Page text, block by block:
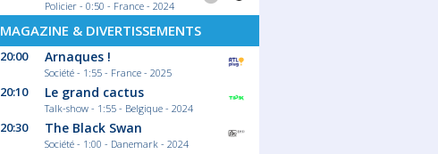
Policier - 0:50 - France - 2024
MAGAZINE & DIVERTISSEMENTS
20:00 Arnaques !
Société - 1:55 - France - 2025
20:10 Le grand cactus
Talk-show - 1:55 - Belgique - 2024
20:30 The Black Swan
Société - 1:00 - Danemark - 2024